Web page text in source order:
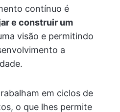
contínuo é
e construir um
visão e permitindo
a
em ciclos de
o que lhes permite